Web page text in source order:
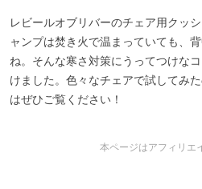
レビールオブリバーのチェア用クッ
ャンプは焚き火で温まっていても、
ね。そんな寒さ対策にうってつけな
けました。色々なチェアで試してみ
はぜひご覧ください！
本ページはアフィリエ